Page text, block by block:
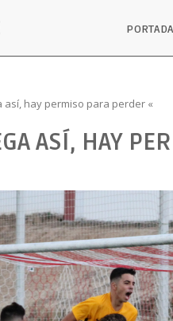
PORTADA
así, hay permiso para perder «
ASÍ, HAY